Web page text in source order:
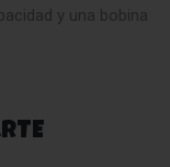
y una bobina